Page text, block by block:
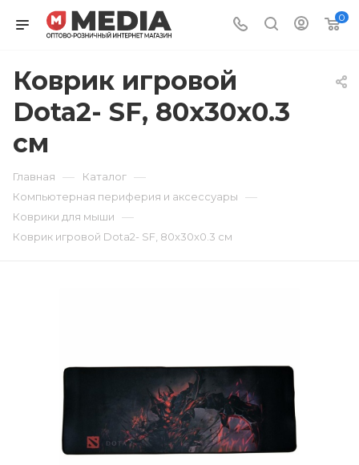
0
Коврик игровой
Dota2- SF, 80x30x0.3
см
Главная — Каталог —
Компьютерная периферия и аксессуары —
Коврики для мыши —
Коврик игровой Dota2- SF, 80x30x0.3 см